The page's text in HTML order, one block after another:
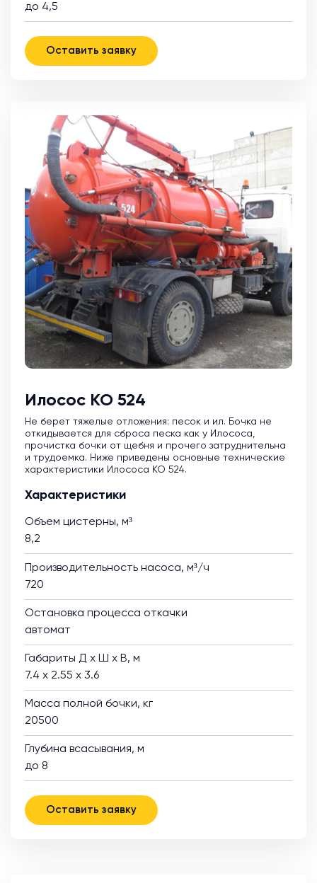
до 4,5
Оставить заявку
Илосос КО 524
Не берет тяжелые отложения: песок и ил. Бочка не
откидывается для сброса песка как у Илососа,
прочистка бочки от щебня и прочего затруднительна
и трудоемка. Ниже приведены основные технические
характеристики Илососа КО 524.
Характеристики
Объем цистерны, м³
8,2
Производительность насоса, м³/ч
720
Остановка процесса откачки
автомат
Габариты Д х Ш х В, м
7.4 х 2.55 х 3.6
Масса полной бочки, кг
20500
Глубина всасывания, м
до 8
Оставить заявку